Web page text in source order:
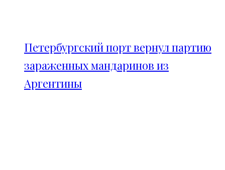
Петербургский порт вернул партию
зараженных мандаринов из
Аргентины